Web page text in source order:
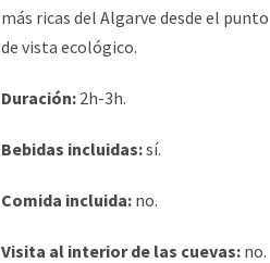
más ricas del Algarve desde el punto
de vista ecológico.
Duración: 2h-3h.
Bebidas incluidas:sí.
Comida incluida: no.
Visita al interior de las cuevas: no.